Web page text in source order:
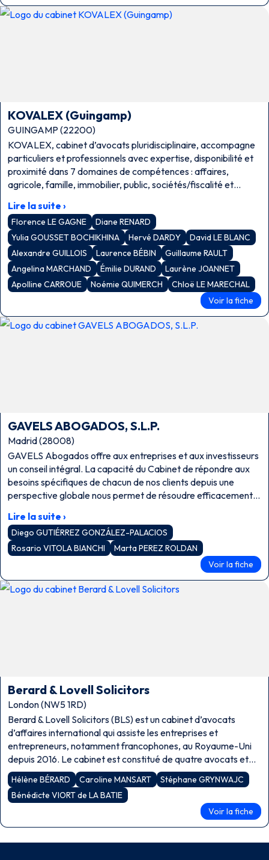
KOVALEX (Guingamp)
GUINGAMP (22200)
KOVALEX, cabinet d’avocats pluridisciplinaire, accompagne
particuliers et professionnels avec expertise, disponibilité et
proximité dans 7 domaines de compétences : affaires,
agricole, famille, immobilier, public, sociétés/fiscalité et
Lire la suite ›
Florence LE GAGNE
Diane RENARD
Yulia GOUSSET BOCHIKHINA
Hervé DARDY
David LE BLANC
Alexandre GUILLOIS
Laurence BÉBIN
Guillaume RAULT
Angelina MARCHAND
Émilie DURAND
Laurène JOANNET
Apolline CARROUE
Noémie QUIMERCH
Chloë LE MARECHAL
Voir la fiche
GAVELS ABOGADOS, S.L.P.
Madrid (28008)
GAVELS Abogados offre aux entreprises et aux investisseurs
un conseil intégral. La capacité du Cabinet de répondre aux
besoins spécifiques de chacun de nos clients depuis une
perspective globale nous permet de résoudre efficacement
pouvant survenir dans le quotidien de nos clients.
Lire la suite ›
Diego GUTIÉRREZ GONZÁLEZ-PALACIOS
Rosario VITOLA BIANCHI
Marta PEREZ ROLDAN
Voir la fiche
Berard & Lovell Solicitors
London (NW5 1RD)
Berard & Lovell Solicitors (BLS) est un cabinet d’avocats
d’affaires international qui assiste les entreprises et
entrepreneurs, notamment francophones, au Royaume-Uni
depuis 2016. Le cabinet est constitué de quatre avocats et
d’un chargé de stratégie et développement. Hélène Bérard
est […]
Hélène BÉRARD Caroline MANSART
Stéphane GRYNWAJC
Bénédicte VIORT de LA BATIE
Voir la fiche